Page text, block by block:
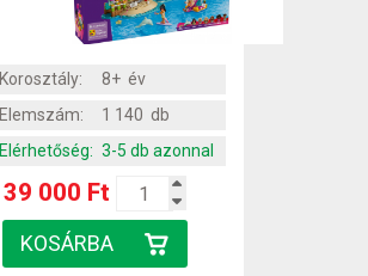
Korosztály:
8+ év
Elemszám:
1 140 db
Elérhetőség: 3-5 db azonnal
39 000 Ft